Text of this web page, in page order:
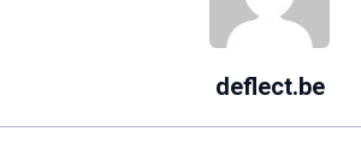
deflect.be